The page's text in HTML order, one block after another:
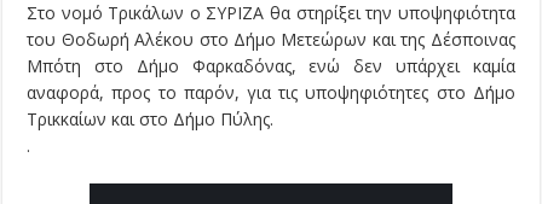
Στο νομό Τρικάλων ο ΣΥΡΙΖΑ θα στηρίξει την υποψηφιότητα
του Θοδωρή Αλέκου στο Δήμο Μετεώρων και της Δέσποινας
Μπότη στο Δήμο Φαρκαδόνας, ενώ δεν υπάρχει καμία
αναφορά, προς το παρόν, για τις υποψηφιότητες στο Δήμο
Τρικκαίων και στο Δήμο Πύλης.
.